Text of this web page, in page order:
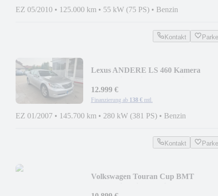
EZ 05/2010 • 125.000 km • 55 kW (75 PS) • Benzin
Kontakt
Lexus ANDERE LS 460 Kamera
12.999 €
Finanzierung ab 138 € mtl.
EZ 01/2007 • 145.700 km • 280 kW (381 PS) • Benzin
Kontakt
Volkswagen Touran Cup BMT